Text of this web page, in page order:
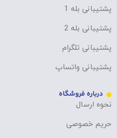
پشتیبانی بله 1
پشتیبانی بله 2
پشتیبانی تلگرام
پشتیبانی واتساپ
درباره فروشگاه
نحوه ارسال
حریم خصوصی